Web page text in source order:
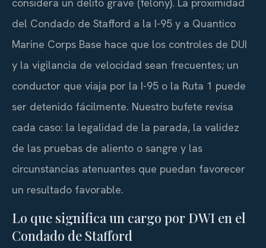
considera un delito grave (felony). La proximidad
del Condado de Stafford a la I-95 y a Quantico
Marine Corps Base hace que los controles de DUI
y la vigilancia de velocidad sean frecuentes; un
conductor que viaja por la I-95 o la Ruta 1 puede
ser detenido fácilmente. Nuestro bufete revisa
cada caso: la legalidad de la parada, la validez
de las pruebas de aliento o sangre y las
circunstancias atenuantes que puedan favorecer
un resultado favorable.
Lo que significa un cargo por DWI en el
Condado de Stafford